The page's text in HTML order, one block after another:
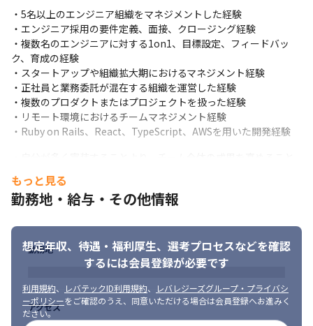
③開発プロセスの改善
・開発計画と実績の振り返り
・手戻り、待ち時間、割り込み、コミュニケーションコストの把
握
・開発会議、レビュー、ドキュメント、情報共有方法の改善
・PdM、ITPM、テックリードとの責任分担の明確化
・エンジニアが開発に集中できない要因の特定と解消
・チームの生産性や健全性を確認する指標の設計
④採用・育成
・書類選考、面接、候補者への情報提供
・入社後オンボーディングの設計
・メンターやレビュー体制の構築
・エンジニアの成長を支える役割・スキル定義の整備
⑤経営・他部門との連携
・PdM、ITPMとの開発優先順位・体制の調整
・経営層に対する組織上のリスクと改善案の提示
・テックリードやシニアエンジニアとの技術・組織課題の切り分
・5名以上のエンジニア組織をマネジメントした経験
・エンジニア採用の要件定義、面接、クロージング経験
・複数名のエンジニアに対する1on1、目標設定、フィードバッ
ク、育成の経験
・スタートアップや組織拡大期におけるマネジメント経験
・正社員と業務委託が混在する組織を運営した経験
・複数のプロダクトまたはプロジェクトを扱った経験
・リモート環境におけるチームマネジメント経験
・Ruby on Rails、React、TypeScript、AWSを用いた開発経験
・メンバーへ率直かつ建設的なフィードバックができる方
・問題が起きてから対応するのではなく、構造的な原因を考えら
・メンバーの働きやすさだけでなく、事業成果にも責任を持てる
・役割やプロセスが未整備な環境で、必要な仕組みをつくれる方
きる方
もっと見る
勤務地・給与・その他情報
想定年収、待遇・福利厚生、 選考プロセスなどを確認
するには会員登録が必要です
利用規約、 レバテックID利用規約、
レバレジーズグループ・プライバシ
ーポリシーをご確認のうえ、同意いただける場合は会員登録へお進みく
ださい。
勤務地
アクセス